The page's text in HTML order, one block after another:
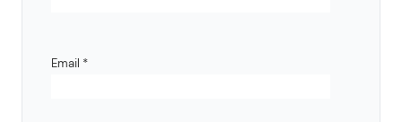
Email *